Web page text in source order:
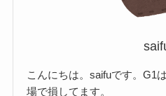
こんにちは。saifuです。G1
場で損してます。